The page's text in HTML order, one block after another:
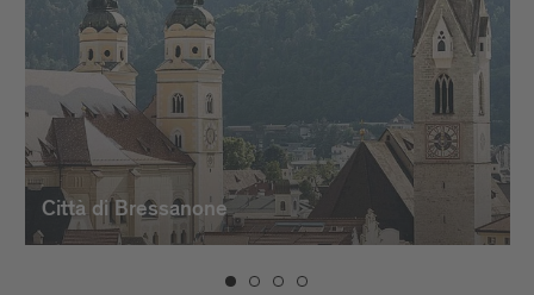
moderno.
Città di Bressanone